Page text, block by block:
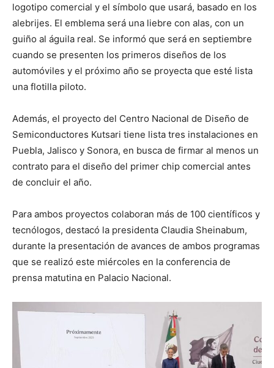
logotipo comercial y el símbolo que usará, basado en los
alebrijes. El emblema será una liebre con alas, con un
guiño al águila real. Se informó que será en septiembre
cuando se presenten los primeros diseños de los
automóviles y el próximo año se proyecta que esté lista
una flotilla piloto.
Además, el proyecto del Centro Nacional de Diseño de
Semiconductores Kutsari tiene lista tres instalaciones en
Puebla, Jalisco y Sonora, en busca de firmar al menos un
contrato para el diseño del primer chip comercial antes
de concluir el año.
Para ambos proyectos colaboran más de 100 científicos y
tecnólogos, destacó la presidenta Claudia Sheinabum,
durante la presentación de avances de ambos programas
que se realizó este miércoles en la conferencia de
prensa matutina en Palacio Nacional.